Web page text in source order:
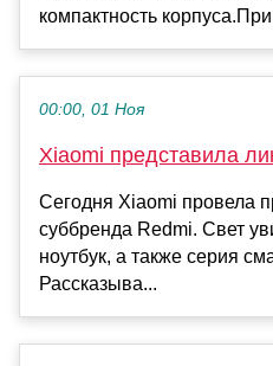
компактность корпуса.При
00:00, 01 Ноя
Xiaomi представила
Сегодня Xiaomi провела
суббренда Redmi. Свет
ноутбук, а также серия
Рассказыва...